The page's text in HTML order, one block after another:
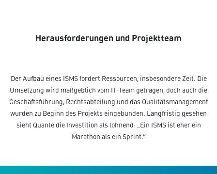
Herausforderungen und Projektteam
Der Aufbau eines ISMS fordert Ressourcen, insbesondere Zeit. Die
Umsetzung wird maßgeblich vom IT-Team getragen, doch auch die
Geschäftsführung, Rechtsabteilung und das Qualitätsmanagement
wurden zu Beginn des Projekts eingebunden. Langfristig gesehen
sieht Quante die Investition als lohnend: „Ein ISMS ist eher ein
Marathon als ein Sprint.“